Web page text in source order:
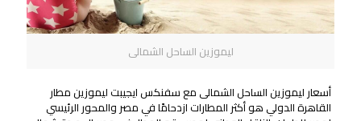
ليموزين الساحل الشمالى
أسعار ليموزين الساحل الشمالى مع سفنكس ايجيبت ليموزين مطار
القاهرة الدولي هو أكثر المطارات ازدحامًا في مصر والمحور الرئيسي